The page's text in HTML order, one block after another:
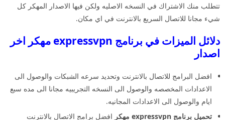
تتطلب منك الاشتراك في النسخه الاصليه ولكن فيها الاصدار المهكر كل
شيء مجانا للاتصال السريع بالانترنت في اي مكان.
دلائل الميزات في برنامج expressvpn مهكر اخر
اصدار
افضل البرامج للاتصال بالانترنت وتحديد سرعه الشبكات والوصول الى
الاعدادات المخصصه والوصول الى النسخه التجريبيه مجانا الى مده سبع
ايام والوصول الى الاعدادات المجانيه.
تحميل برنامج expressvpn مهكر
افضل برامج الاتصال بالانترنت